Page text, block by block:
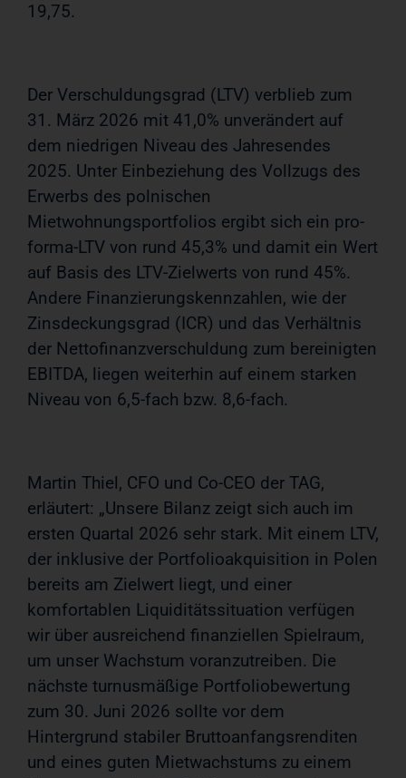
19,75.
Der Verschuldungsgrad (LTV) verblieb zum
31. März 2026 mit 41,0% unverändert auf
dem niedrigen Niveau des Jahresendes
2025. Unter Einbeziehung des Vollzugs des
Erwerbs des polnischen
Mietwohnungsportfolios ergibt sich ein pro-
forma-LTV von rund 45,3% und damit ein Wert
auf Basis des LTV-Zielwerts von rund 45%.
Andere Finanzierungskennzahlen, wie der
Zinsdeckungsgrad (ICR) und das Verhältnis
der Nettofinanzverschuldung zum bereinigten
EBITDA, liegen weiterhin auf einem starken
Niveau von 6,5-fach bzw. 8,6-fach.
Martin Thiel, CFO und Co-CEO der TAG,
erläutert: „Unsere Bilanz zeigt sich auch im
ersten Quartal 2026 sehr stark. Mit einem LTV,
der inklusive der Portfolioakquisition in Polen
bereits am Zielwert liegt, und einer
komfortablen Liquiditätssituation verfügen
wir über ausreichend finanziellen Spielraum,
um unser Wachstum voranzutreiben. Die
nächste turnusmäßige Portfoliobewertung
zum 30. Juni 2026 sollte vor dem
Hintergrund stabiler Bruttoanfangsrenditen
und eines guten Mietwachstums zu einem